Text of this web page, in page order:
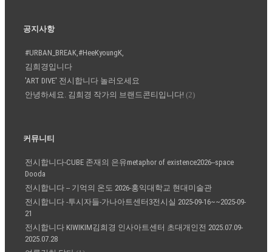
공지사항
#URBAN_BREAK,#HeeKyoungK,
김희경입니다
'ART DIVE' 전시합니다 놀러오세요
안녕하세요. 김희경 작가의 브랜드콘티입니다! (2)
커뮤니티
전시합니다-CUBE 존재의 은유metaphor of existence2026--space
Dooda
전시합니다 -- 기억의 온도 2026-홍익대학교 현대미술관
전시합니다 -투시자들-가나아트센터3전시실 2025-09-16~~2025-09-
21
전시합니다 KIWIKIM김희경 인사아트센터 초대개인전 2025.07.09-
2025.07.28